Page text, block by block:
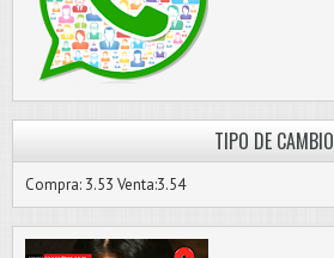
TIPO DE CAMBIO
Compra: 3.53 Venta:3.54